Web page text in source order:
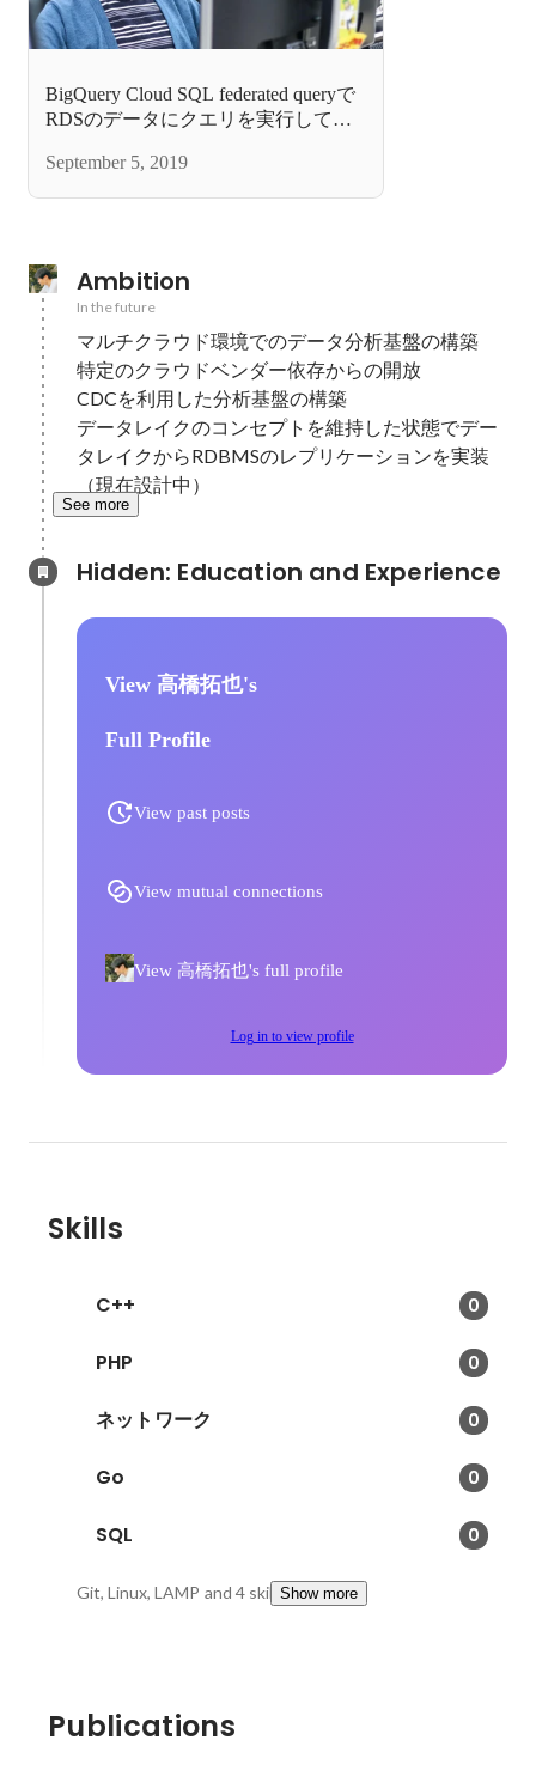
BigQuery Cloud SQL federated queryで
RDSのデータにクエリを実行してみ
September 5, 2019
Ambition
In the future
マルチクラウド環境でのデータ分析基盤の構築
特定のクラウドベンダー依存からの開放
CDCを利用した分析基盤の構築
データレイクのコンセプトを維持した状態でデー
タレイクからRDBMSのレプリケーションを実装
（現在設計中）
See more
View 高橋拓也's
Full Profile
View past posts
View mutual connections
View 高橋拓也's full profile
Log in to view profile
Skills
C++ 0
PHP 0
ネットワーク 0
Go 0
SQL 0
Git, Linux, LAMP and 4 skillsShow more
Publications